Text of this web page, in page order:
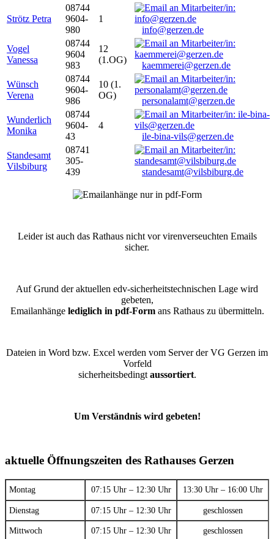
Strötz Petra
08744
9604-
980
1
info@gerzen.de
Vogel
Vanessa
08744
9604
983
12
(1.OG)
kaemmerei@gerzen.de
Wünsch
Verena
08744
9604-
986
10 (1.
OG)
personalamt@gerzen.de
Wunderlich
Monika
08744
9604-
43
4
ile-bina-vils@gerzen.de
Standesamt
Vilsbiburg
08741
305-
439
standesamt@vilsbiburg.de
Leider ist auch das Rathaus nicht vor virenverseuchten Emails
sicher.
Auf Grund der aktuellen edv-sicherheitstechnischen Lage wird
gebeten,
Emailanhänge lediglich in pdf-Formans Rathaus zu übermitteln.
Dateien in Word bzw. Excel werden vom Server der VG Gerzen im
Vorfeld
sicherheitsbedingt aussortiert.
Um Verständnis wird gebeten!
aktuelle Öffnungszeiten des Rathauses Gerzen
Montag 07:15 Uhr – 12:30 Uhr 13:30 Uhr – 16:00 Uhr
Dienstag 07:15 Uhr – 12:30 Uhr geschlossen
Mittwoch 07:15 Uhr – 12:30 Uhr geschlossen